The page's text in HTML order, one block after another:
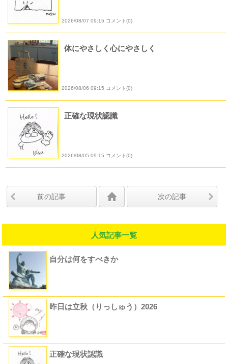
2026/08/07 09:15 コメント(0)
体にやさしく心にやさしく
2026/08/06 09:15 コメント(0)
正確な現状認識
2026/08/05 09:15 コメント(0)
前の記事 次の記事
人気記事一覧
自分は何をすべきか
昨日は立秋（りっしゅう）2026
正確な現状認識